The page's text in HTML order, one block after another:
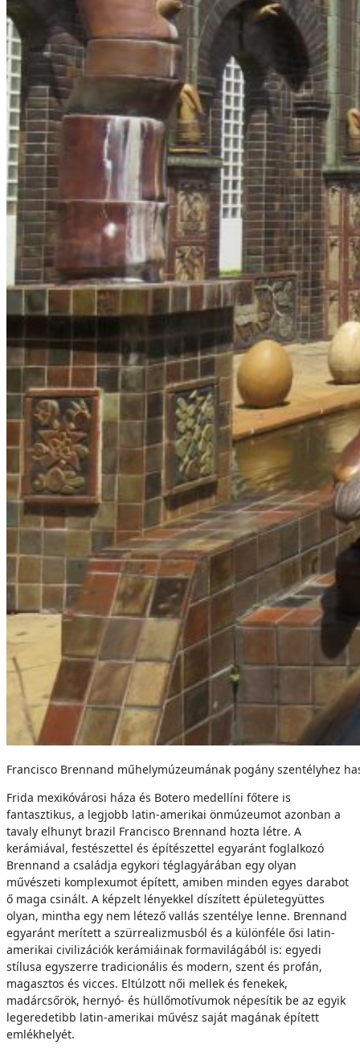
Francisco Brennand műhelymúzeumának pogány szentélyhez
Frida mexikóvárosi háza és Botero medellíni főtere is
fantasztikus, a legjobb latin-amerikai önmúzeumot azonban a
tavaly elhunyt brazil Francisco Brennand hozta létre. A
kerámiával, festészettel és építészettel egyaránt foglalkozó
Brennand a családja egykori téglagyárában egy olyan
művészeti komplexumot épített, amiben minden egyes darabot
ő maga csinált. A képzelt lényekkel díszített épületegyüttes
olyan, mintha egy nem létező vallás szentélye lenne. Brennand
egyaránt merített a szürrealizmusból és a különféle ősi latin-
amerikai civilizációk kerámiáinak formavilágából is: egyedi
stílusa egyszerre tradicionális és modern, szent és profán,
magasztos és vicces. Eltúlzott női mellek és fenekek,
madárcsőrök, hernyó- és hüllőmotívumok népesítik be az egyik
legeredetibb latin-amerikai művész saját magának épített
emlékhelyét.